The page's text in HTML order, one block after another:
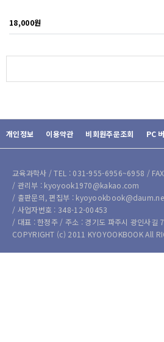
18,000원
개인정보 이용약관 비회원주문조회 PC
교육과학사 / TEL : 031-955-6956~6958 /
/ 관리부 : kyoyook1970@kakao.com
/ 출판문의, 편집부 :
/ 사업자번호 : 348-12-00453
/ 대표 : 한정주 / 주소 : 경기도 파주시 광인사길
COPYRIGHT (c) 2011 KYOYOOKBOOK All